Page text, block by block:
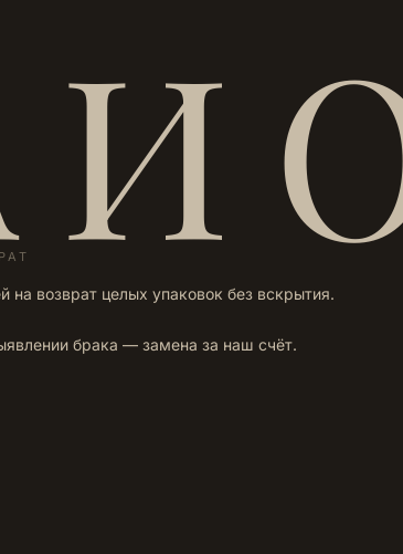
И
на возврат целых упаковок без вскрытия.
брака — замена за наш счёт.